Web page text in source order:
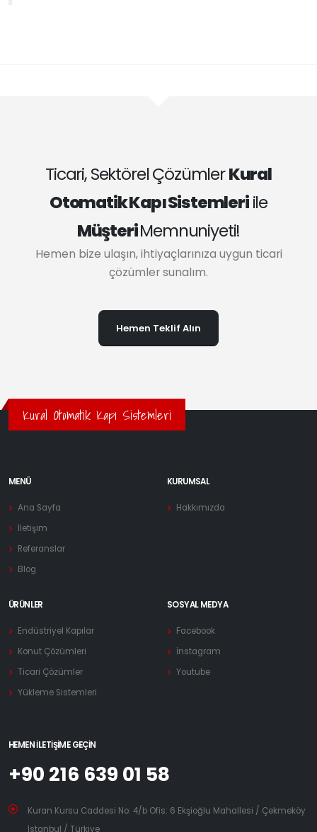
Ticari, Sektörel ÇözümlerKural
Otomatik Kapı Sistemleriile
MüşteriMemnuniyeti!
Hemen bize ulaşın, ihtiyaçlarınıza uygun ticari
çözümler sunalım.
Hemen Teklif Alın
Kural Otomatik Kapı Sistemleri
MENÜ
Ana Sayfa
İletişim
Referanslar
Blog
KURUMSAL
Hakkımızda
ÜRÜNLER
Endüstriyel Kapılar
Konut Çözümleri
Ticari Çözümler
Yükleme Sistemleri
SOSYAL MEDYA
Facebook
İnstagram
Youtube
HEMEN İLETIŞIME GEÇIN
+90 216 639 01 58
Kuran Kursu Caddesi No: 4/b Ofis: 6 Ekşioğlu Mahallesi / Çekmeköy
İstanbul / Türkiye